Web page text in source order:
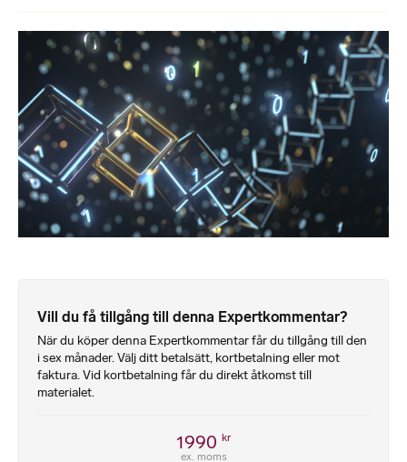
Vill du få tillgång till denna Expertkommentar?
När du köper denna Expertkommentar får du tillgång till den
i sex månader. Välj ditt betalsätt, kortbetalning eller mot
faktura. Vid kortbetalning får du direkt åtkomst till
materialet.
1990 kr
ex. moms